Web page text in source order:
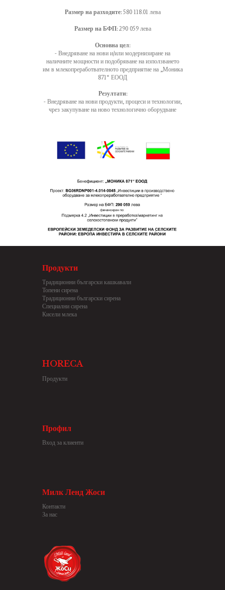
Размер на разходите:580 118.01 лева
Размер на БФП:290 059 лева
Основна цел:
- Внедряване на нови и/или модернизиране на
наличните мощности и подобряване на използването
им в млекопреработвателното предприятие на „Моника
871“ ЕООД
Резултати:
- Внедряване на нови продукти, процеси и технологии,
чрез закупуване на ново технологично оборудване
Продукти
Традиционни български кашкавали
Топени сирена
Традиционни български сирена
Специални сирена
Кисели млека
HORECA
Продукти
Профил
Вход за клиенти
Милк Ленд Жоси
Контакти
За нас